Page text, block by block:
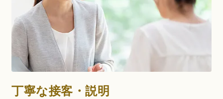
丁寧な接客・説明